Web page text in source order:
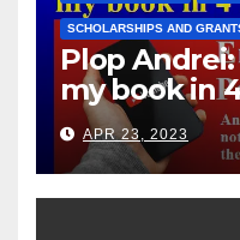
SCHOLARSHIPS AND
Plop
my book in
languages
APR 23, 2023